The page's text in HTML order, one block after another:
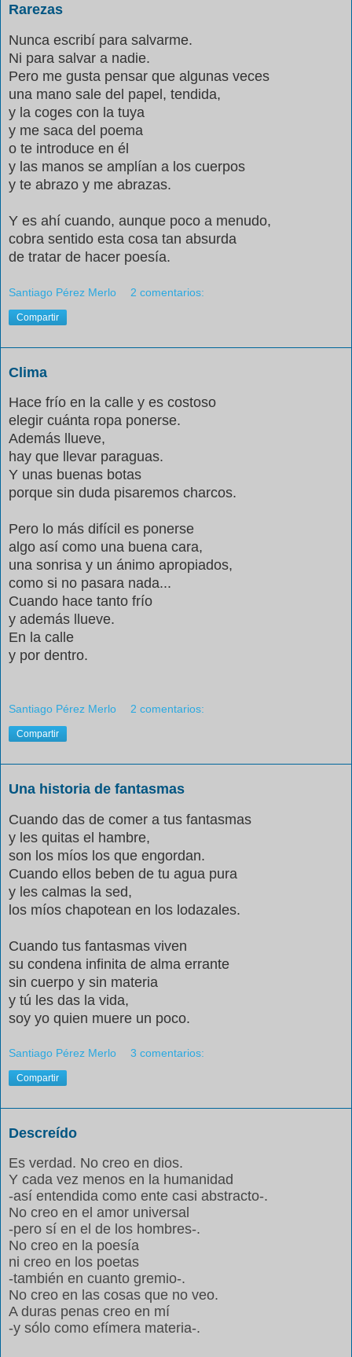
Rarezas
Nunca escribí para salvarme.
Ni para salvar a nadie.
Pero me gusta pensar que algunas veces
una mano sale del papel, tendida,
y la coges con la tuya
y me saca del poema
o te introduce en él
y las manos se amplían a los cuerpos
y te abrazo y me abrazas.
Y es ahí cuando, aunque poco a menudo,
cobra sentido esta cosa tan absurda
de tratar de hacer poesía.
Santiago Pérez Merlo 2 comentarios:
Compartir
Clima
Hace frío en la calle y es costoso
elegir cuánta ropa ponerse.
Además llueve,
hay que llevar paraguas.
Y unas buenas botas
porque sin duda pisaremos charcos.
Pero lo más difícil es ponerse
algo así como una buena cara,
una sonrisa y un ánimo apropiados,
como si no pasara nada...
Cuando hace tanto frío
y además llueve.
En la calle
y por dentro.
Santiago Pérez Merlo 2 comentarios:
Compartir
Una historia de fantasmas
Cuando das de comer a tus fantasmas
y les quitas el hambre,
son los míos los que engordan.
Cuando ellos beben de tu agua pura
y les calmas la sed,
los míos chapotean en los lodazales.
Cuando tus fantasmas viven
su condena infinita de alma errante
sin cuerpo y sin materia
y tú les das la vida,
soy yo quien muere un poco.
Santiago Pérez Merlo 3 comentarios:
Compartir
Descreído
Es verdad. No creo en dios.
Y cada vez menos en la humanidad
-así entendida como ente casi abstracto-.
No creo en el amor universal
-pero sí en el de los hombres-.
No creo en la poesía
ni creo en los poetas
-también en cuanto gremio-.
No creo en las cosas que no veo.
A duras penas creo en mí
-y sólo como efímera materia-.